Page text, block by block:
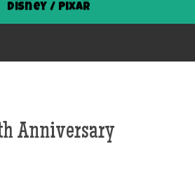
Disney / Pixar
Anniversary